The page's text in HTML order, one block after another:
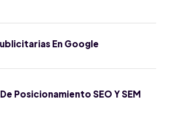
En Google
Posicionamiento SEO Y SEM